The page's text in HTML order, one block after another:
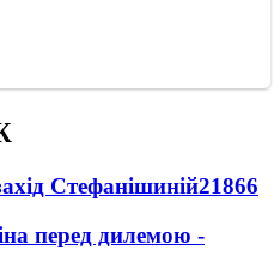
Стефанішиній21866
перед дилемою -